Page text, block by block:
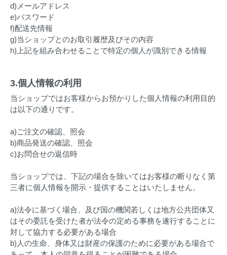
d)メールアドレス
e)パスワード
f)配送先情報
g)当ショップとのお取引履歴及びその内容
h)上記を組み合わせることで特定の個人が識別できる情報
3.個人情報の利用
当ショップではお客様からお預かりした個人情報の利用目的
は以下の通りです。
a)ご注文の確認、照会
b)商品発送の確認、照会
c)お問合せの返信時
当ショップでは、下記の場合を除いてはお客様の断りなく第
三者に個人情報を開示・提供することはいたしません。
a)法令に基づく場合、及び国の機関若しくは地方公共団体又
はその委託を受けた者が法令の定める事務を遂行することに
対して協力する必要がある場合
b)人の生命、身体又は財産の保護のために必要がある場合で